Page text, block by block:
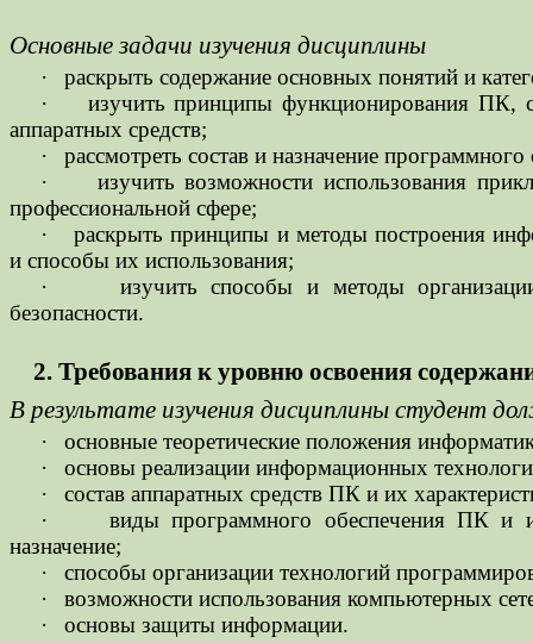
Основные задачи изучения дисциплины
·
раскрыть содержание основных понятий и
·
изучить принципы функционирования ПК,
аппаратных средств;
·
рассмотреть состав и назначение
·
изучить возможности использования
профессиональной сфере;
·
раскрыть принципы и методы построения
и способы их использования;
·
изучить способы и методы
безопасности.
2. Требования к уровню освоения
В результате изучения дисциплины студент
·
основные теоретические положения
·
основы реализации информационных
·
состав аппаратных средств ПК и их
·
виды программного обеспечения ПК и
назначение;
·
способы организации технологий
·
возможности использования компьютерных
·
основы защиты информации.